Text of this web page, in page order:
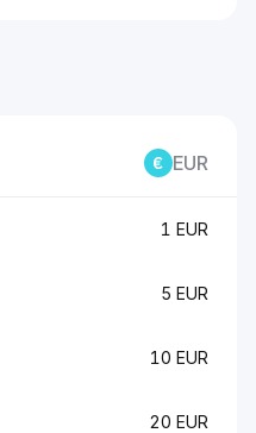
EUR
1 EUR
5 EUR
10 EUR
20 EUR